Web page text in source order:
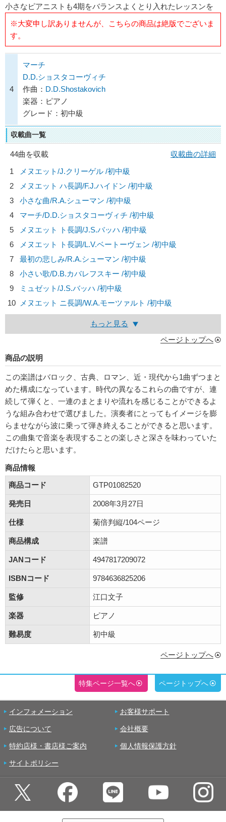
小さなピアニストも4期をバランスよくとり入れたレッスンを
※大変申し訳ありませんが、こちらの商品は絶版でございま
す。
4
マーチ
D.D.ショスタコーヴィチ
作曲： D.D.Shostakovich
楽器：ピアノ
グレード：初中級
収載曲一覧
44曲を収載
収載曲の詳細
1
メヌエット/J.クリーゲル /初中級
2
メヌエット ハ長調/F.J.ハイドン /初中級
3
小さな曲/R.A.シューマン /初中級
4
マーチ/D.D.ショスタコーヴィチ /初中級
5
メヌエット ト長調/J.S.バッハ /初中級
6
メヌエット ト長調/L.V.ベートーヴェン /初中級
7
最初の悲しみ/R.A.シューマン /初中級
8
小さい歌/D.B.カバレフスキー /初中級
9
ミュゼット/J.S.バッハ /初中級
10
メヌエット ニ長調/W.A.モーツァルト /初中級
もっと見る
ページトップへ
商品の説明
この楽譜はバロック、古典、ロマン、近・現代から1曲ずつまと
めた構成になっています。時代の異なるこれらの曲ですが、連
続して弾くと、一連のまとまりや流れを感じることができるよ
うな組み合わせで選びました。演奏者にとってもイメージを膨
らませながら波に乗って弾き終えることができると思います。
この曲集で音楽を表現することの楽しさと深さを味わっていた
だけたらと思います。
商品情報
商品コード
GTP01082520
発売日 2008年3月27日
仕様 菊倍判縦/104ページ
商品構成 楽譜
JANコード 4947817209072
ISBNコード 9784636825206
監修 江口文子
楽器 ピアノ
難易度 初中級
ページトップへ
特集ページ一覧へ ページトップへ
インフォメーション お客様サポート
広告について 会社概要
特約店様・書店様ご案内 個人情報保護方針
サイトポリシー